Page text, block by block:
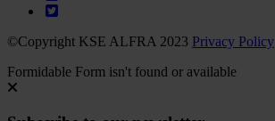
©Copyright KSE ALFRA 2023 Privacy Policy
Formidable Form isn't found or available